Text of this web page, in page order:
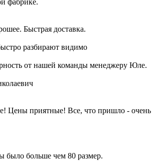
Быстрая доставка.
разбирают видимо
от нашей команды менеджеру Юле.
Цены приятные! Все, что пришло - очень
было больше чем 80 размер.